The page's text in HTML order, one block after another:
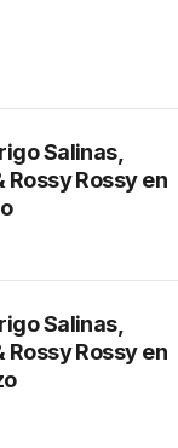
Salinas,
Rossy Rossy en
Salinas,
Rossy Rossy en